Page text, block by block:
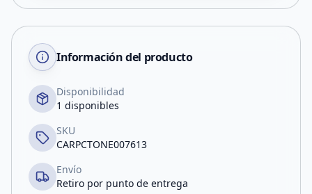
Información del producto
Disponibilidad
1 disponibles
SKU
CARPCTONE007613
Envío
Retiro por punto de entrega